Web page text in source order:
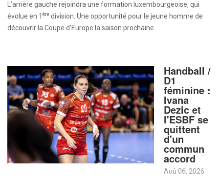
L’arrière gauche rejoindra une formation luxembourgeoise, qui
évolue en 1 ère division. Une opportunité pour le jeune homme de
découvrir la Coupe d’Europe la saison prochaine.
Handball /
D1
féminine :
Ivana
Dezic et
l'ESBF se
quittent
d'un
commun
accord
Aoû 06, 2026